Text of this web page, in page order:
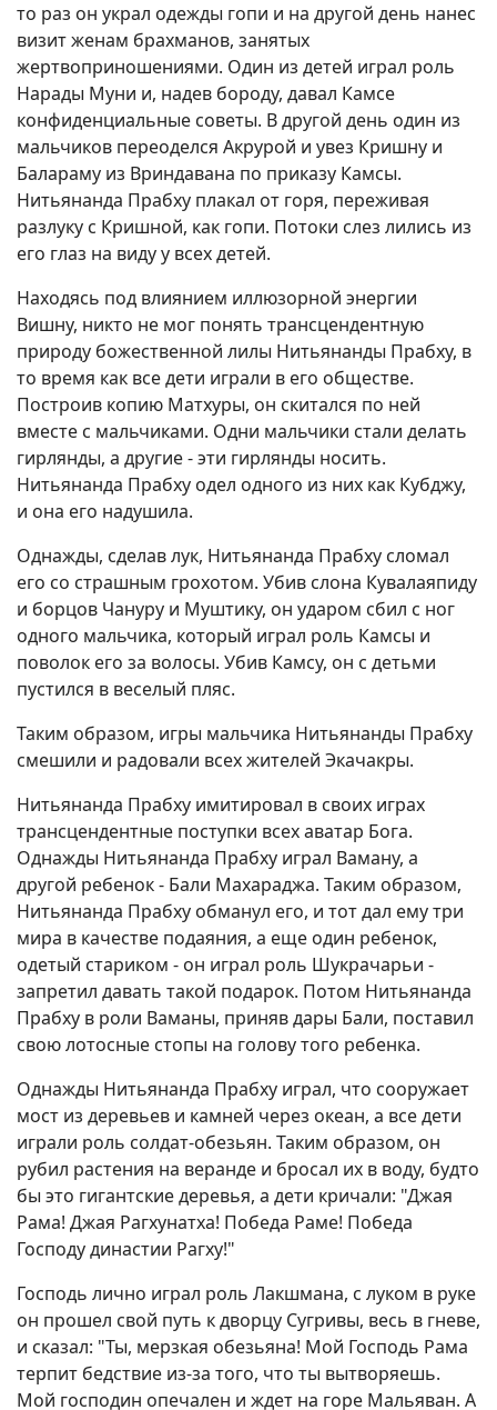
то раз он украл одежды гопи и на другой день нанес
визит женам брахманов, занятых
жертвоприношениями. Один из детей играл роль
Нарады Муни и, надев бороду, давал Камсе
конфиденциальные советы. В другой день один из
мальчиков переоделся Акрурой и увез Кришну и
Балараму из Вриндавана по приказу Камсы.
Нитьянанда Прабху плакал от горя, переживая
разлуку с Кришной, как гопи. Потоки слез лились из
его глаз на виду у всех детей.
Находясь под влиянием иллюзорной энергии
Вишну, никто не мог понять трансцендентную
природу божественной лилы Нитьянанды Прабху, в
то время как все дети играли в его обществе.
Построив копию Матхуры, он скитался по ней
вместе с мальчиками. Одни мальчики стали делать
гирлянды, а другие - эти гирлянды носить.
Нитьянанда Прабху одел одного из них как Кубджу,
и она его надушила.
Однажды, сделав лук, Нитьянанда Прабху сломал
его со страшным грохотом. Убив слона Кувалаяпиду
и борцов Чануру и Муштику, он ударом сбил с ног
одного мальчика, который играл роль Камсы и
поволок его за волосы. Убив Камсу, он с детьми
пустился в веселый пляс.
Таким образом, игры мальчика Нитьянанды Прабху
смешили и радовали всех жителей Экачакры.
Нитьянанда Прабху имитировал в своих играх
трансцендентные поступки всех аватар Бога.
Однажды Нитьянанда Прабху играл Ваману, а
другой ребенок - Бали Махараджа. Таким образом,
Нитьянанда Прабху обманул его, и тот дал ему три
мира в качестве подаяния, а еще один ребенок,
одетый стариком - он играл роль Шукрачарьи -
запретил давать такой подарок. Потом Нитьянанда
Прабху в роли Ваманы, приняв дары Бали, поставил
свою лотосные стопы на голову того ребенка.
Однажды Нитьянанда Прабху играл, что сооружает
мост из деревьев и камней через океан, а все дети
играли роль солдат-обезьян. Таким образом, он
рубил растения на веранде и бросал их в воду, будто
бы это гигантские деревья, а дети кричали: "Джая
Рама! Джая Рагхунатха! Победа Раме! Победа
Господу династии Рагху!"
Господь лично играл роль Лакшмана, с луком в руке
он прошел свой путь к дворцу Сугривы, весь в гневе,
и сказал: "Ты, мерзкая обезьяна! Мой Господь Рама
терпит бедствие из-за того, что ты вытворяешь.
Мой господин опечален и ждет на горе Мальяван. А